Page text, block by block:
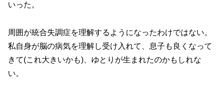
いった。
周囲が統合失調症を理解するようになったわけではない。
私自身が脳の病気を理解し受け入れて、息子も良くなって
きて(これ大きいかも)、ゆとりが生まれたのかもしれな
い。